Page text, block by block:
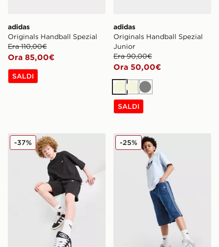
adidas
Originals Handball Spezial
Era 110,00€
Ora 85,00€
SALDI
adidas
Originals Handball Spezial
Junior
Era 90,00€
Ora 50,00€
BeigeBeigeGrigio
SALDI
adidas Originals Completo Maglia/Pantaloncino Junior
-37% adidas Originals Jorts in
-25%